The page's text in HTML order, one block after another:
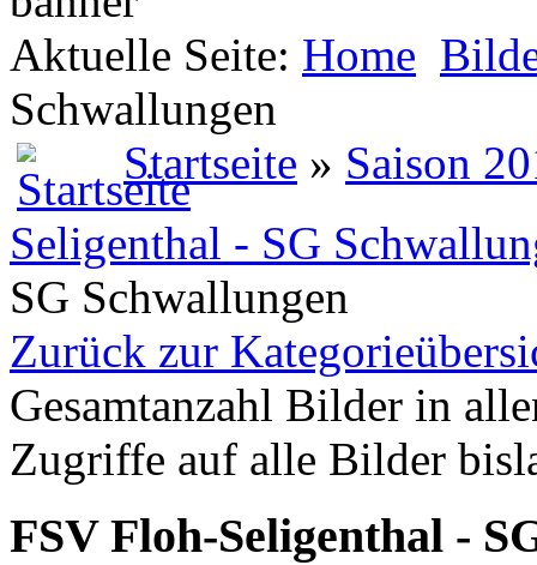
Aktuelle Seite: Home
Schwallungen
Startseite » Saison
Seligenthal - SG
SG Schwallungen
Zurück zur
Gesamtanzahl Bilder in
Zugriffe auf alle Bilder
FSV Floh-Seligenthal -